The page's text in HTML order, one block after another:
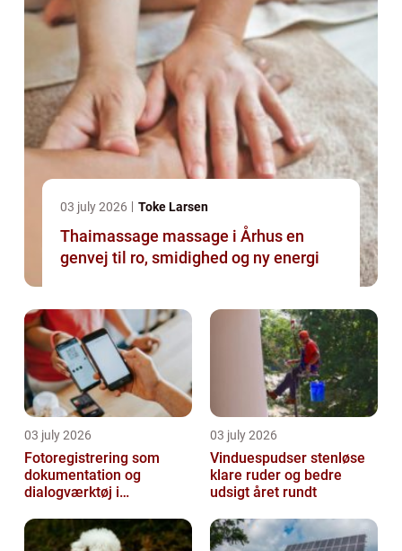
03 july 2026 Toke Larsen
Thaimassage massage i Århus en
genvej til ro, smidighed og ny energi
03 july 2026
Fotoregistrering som
dokumentation og
dialogværktøj i
03 july 2026
Vinduespudser stenløse
klare ruder og bedre
udsigt året rundt